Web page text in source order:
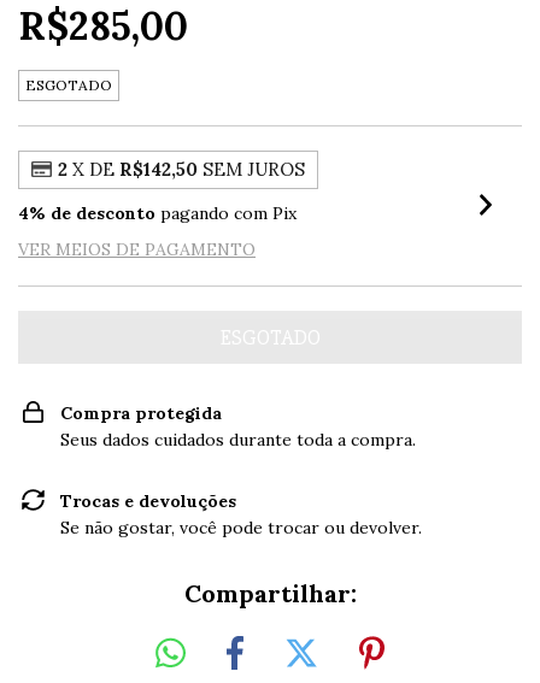
R$285,00
ESGOTADO
2 X DE R$142,50 SEM JUROS
4% de desconto pagando com Pix
VER MEIOS DE PAGAMENTO
Compra protegida
Seus dados cuidados durante toda a compra.
Trocas e devoluções
Se não gostar, você pode trocar ou devolver.
Compartilhar: